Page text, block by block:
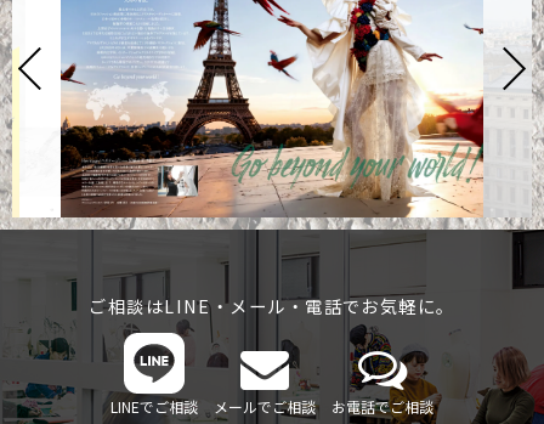
ご相談はLINE・メール・電話でお気軽に。
LINEでご相談 メールでご相談 お電話でご相談